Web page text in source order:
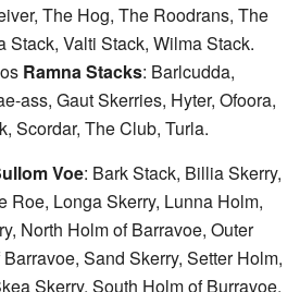
The Hog, The Roodrans, The
Stack, Valti Stack, Wilma Stack.
Ramna Stacks: Barlcudda,
ass, Gaut Skerries, Hyter, Ofoora,
Scordar, The Club, Turla.
Voe: Bark Stack, Billia Skerry,
Roe, Longa Skerry, Lunna Holm,
North Holm of Barravoe, Outer
Sand Skerry, Setter Holm,
Skerry, South Holm of Burravoe,